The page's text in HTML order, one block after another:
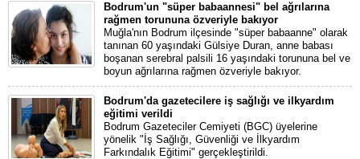
Bodrum'un "süper babaannesi" bel ağrılarına
rağmen torununa özveriyle bakıyor
Muğla'nın Bodrum ilçesinde "süper babaanne" olarak
tanınan 60 yaşındaki Gülsiye Duran, anne babası
boşanan serebral palsili 16 yaşındaki torununa bel ve
boyun ağrılarına rağmen özveriyle bakıyor.
Bodrum'da gazetecilere iş sağlığı ve ilkyardım
eğitimi verildi
Bodrum Gazeteciler Cemiyeti (BGC) üyelerine
yönelik "İş Sağlığı, Güvenliği ve İlkyardım
Farkındalık Eğitimi" gerçekleştirildi.